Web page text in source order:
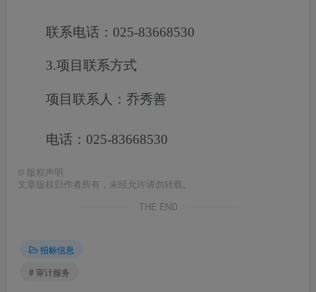
联系电话：025-83668530
3.项目联系方式
项目联系人：乔秀善
电话：025-83668530
© 版权声明
文章版权归作者所有，未经允许请勿转载。
THE END
招标信息
# 审计服务